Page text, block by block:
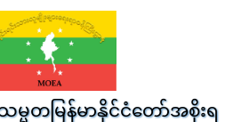
မ္မတမြန်မာနိုင်ငံတော်အစိုးရ